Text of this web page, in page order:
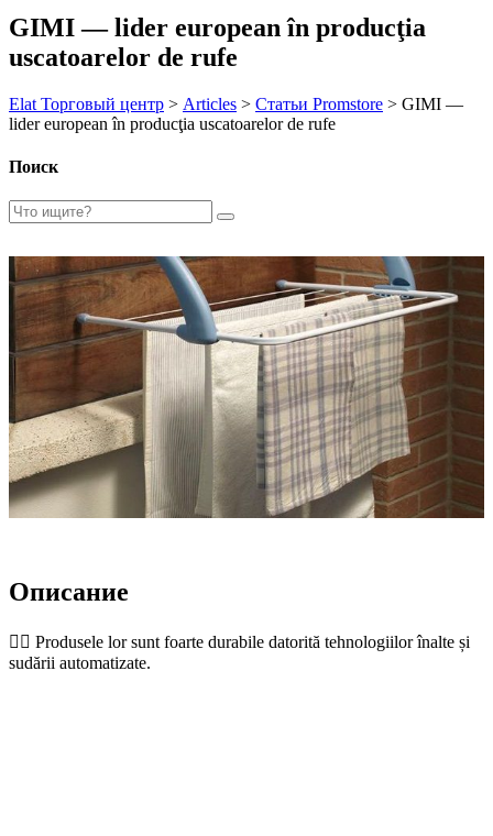
GIMI — lider european în producţia
uscatoarelor de rufe
Elat Торговый центр > Articles > Статьи Promstore > GIMI —
lider european în producţia uscatoarelor de rufe
Поиск
Описание
👉🏼 Produsele lor sunt foarte durabile datorită tehnologiilor înalte și
sudării automatizate.